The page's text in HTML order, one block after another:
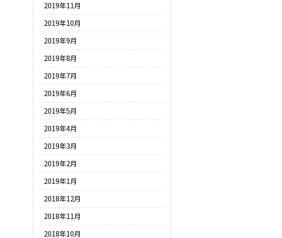
2019年11月
2019年10月
2019年9月
2019年8月
2019年7月
2019年6月
2019年5月
2019年4月
2019年3月
2019年2月
2019年1月
2018年12月
2018年11月
2018年10月